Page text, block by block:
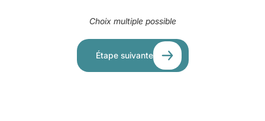
Choix multiple possible
Étape suivante